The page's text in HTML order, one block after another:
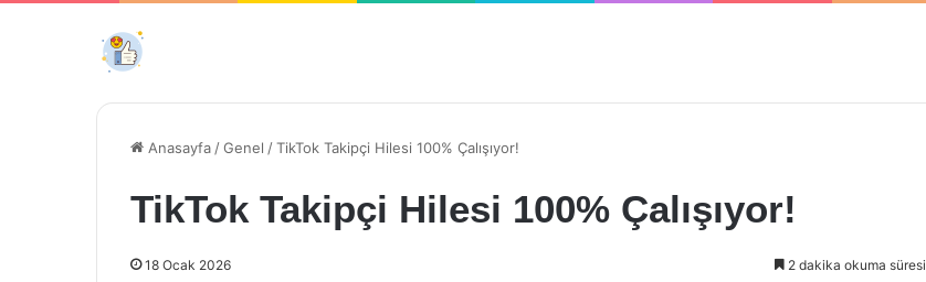
Anasayfa /Genel /TikTok Takipçi Hilesi 100% Çalışıyor!
TikTok Takipçi Hilesi 100% Çalışıyor!
18 Ocak 2026 2 dakika okuma süresi